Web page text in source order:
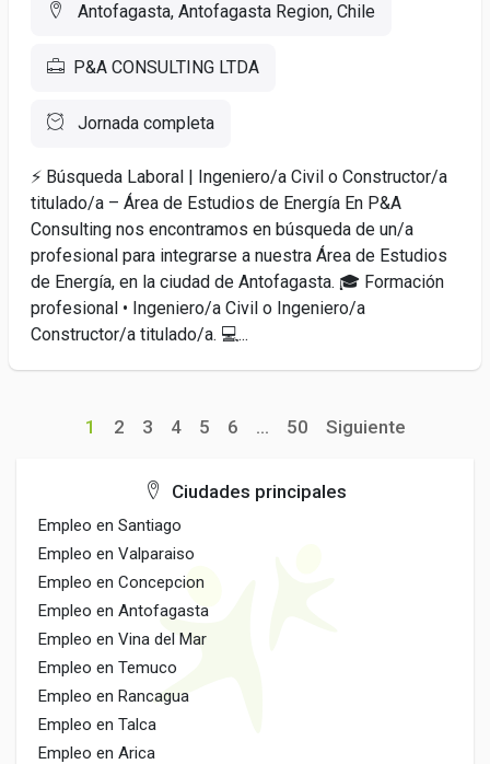
Antofagasta, Antofagasta Region, Chile
P&A CONSULTING LTDA
Jornada completa
⚡ Búsqueda Laboral | Ingeniero/a Civil o Constructor/a
titulado/a – Área de Estudios de Energía En P&A
Consulting nos encontramos en búsqueda de un/a
profesional para integrarse a nuestra Área de Estudios
de Energía, en la ciudad de Antofagasta. 🎓 Formación
profesional • Ingeniero/a Civil o Ingeniero/a
Constructor/a titulado/a. 💻...
1 2 3 4 5 6 ... 50 Siguiente
Ciudades principales
Empleo en Santiago
Empleo en Valparaiso
Empleo en Concepcion
Empleo en Antofagasta
Empleo en Vina del Mar
Empleo en Temuco
Empleo en Rancagua
Empleo en Talca
Empleo en Arica